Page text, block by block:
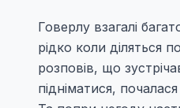
Говерлу взагалі
рідко коли діляться
розповів, що
підніматися,